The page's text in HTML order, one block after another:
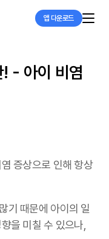
앱 다운로드
! - 아이 비염
증상으로 인해 항상
기 때문에 아이의 일
을 미칠 수 있으나,